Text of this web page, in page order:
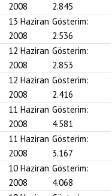
2008
2.845
13 Haziran
2008
Gösterim:
2.536
12 Haziran
2008
Gösterim:
2.853
12 Haziran
2008
Gösterim:
2.416
11 Haziran
2008
Gösterim:
4.581
11 Haziran
2008
Gösterim:
3.167
10 Haziran
2008
Gösterim:
4.068